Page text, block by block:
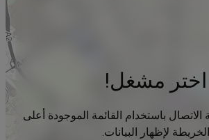
اختر مشغل!
باستخدام القائمة الموجودة أعلى
الخريطة لإظهار البيانات.